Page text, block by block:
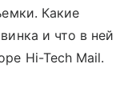
Какие
и что в ней
Hi-Tech Mail.